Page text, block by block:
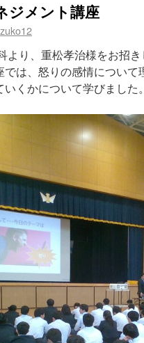
ジメント講座
より、重松孝治様をお招
では、怒りの感情につい
くかについて学びました